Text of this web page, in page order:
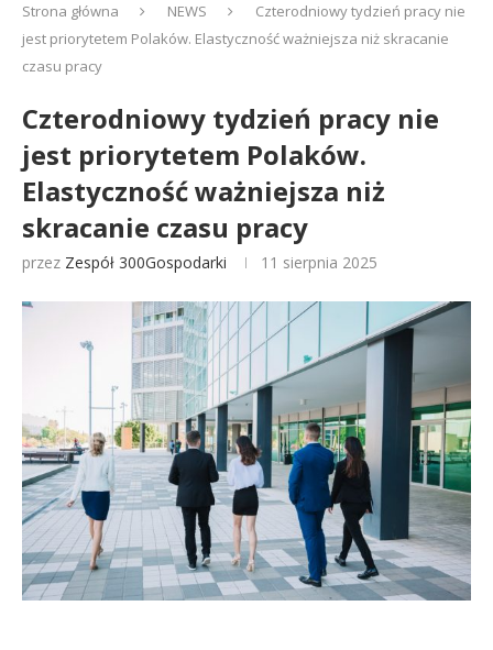
Strona główna NEWS
Czterodniowy tydzień pracy nie
jest priorytetem Polaków. Elastyczność ważniejsza niż skracanie
czasu pracy
Czterodniowy tydzień pracy nie
jest priorytetem Polaków.
Elastyczność ważniejsza niż
skracanie czasu pracy
przez Zespół 300Gospodarki 11 sierpnia 2025